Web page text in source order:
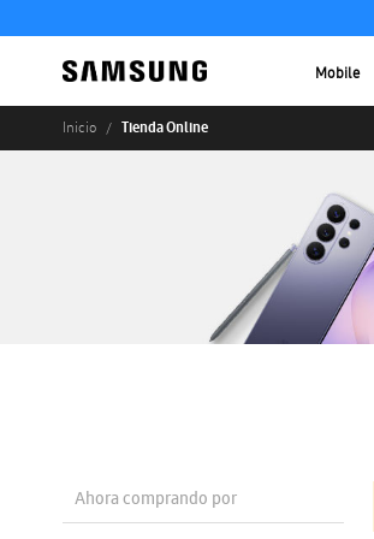
Mobile
Inicio Tienda Online
Ahora comprando por